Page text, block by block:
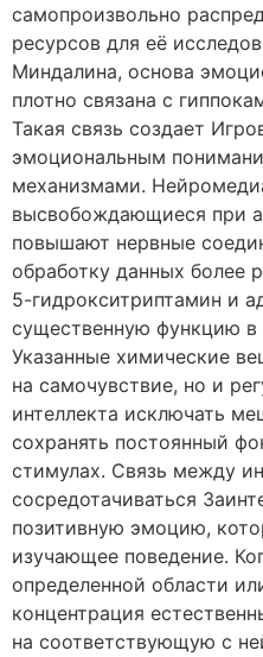
самопроизвольно
ресурсов для её
Миндалина, основа
плотно связана с
Такая связь создает
эмоциональным
механизмами.
высвобождающиеся при
повышают нервные
обработку данных более
5-гидрокситриптамин и
существенную функцию в
Указанные химические
на самочувствие, но и
интеллекта исключать
сохранять постоянный
стимулах. Связь между
сосредотачиваться
позитивную эмоцию,
изучающее поведение.
определенной области
концентрация
на соответствующую с